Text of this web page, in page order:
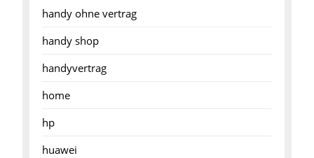
handy ohne vertrag
handy shop
handyvertrag
home
hp
huawei